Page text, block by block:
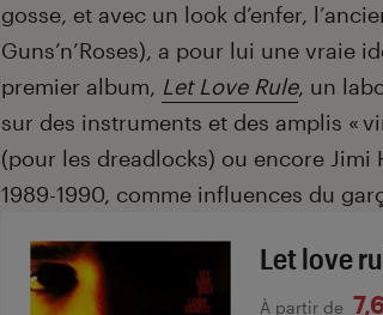
gosse, et avec un look d’enfer,
Guns’n’Roses), a pour lui une vraie
premier album, Let Love Rule, un
sur des instruments et des amplis «
(pour les dreadlocks) ou encore
1989-1990, comme influences du
Let love
À partir de